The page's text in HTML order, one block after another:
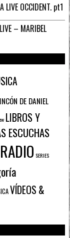
LIVE OCCIDENT. pt1
– MARIBEL
DE DANIEL
LIBROS Y
ESCUCHAS
RADIO SERIES
VÍDEOS &